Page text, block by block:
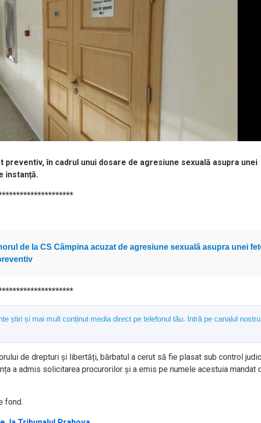
preventiv, în cadrul unui dosare de agresiune sexuală asupra unei
instanță.
de la CS Câmpina acuzat de agresiune sexuală asupra unei
știri și mai mult conținut media direct pe telefonul tău. Intră pe canalul
de drepturi și libertăți, bărbatul a cerut să fie plasat sub control
a admis solicitarea procurorilor și a emis pe numele acestuia mandat
fond.